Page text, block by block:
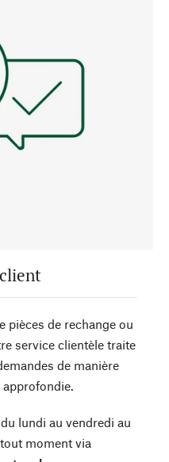
pièces de rechange ou
service clientèle traite
de manière
approfondie.
lundi au vendredi au
moment via